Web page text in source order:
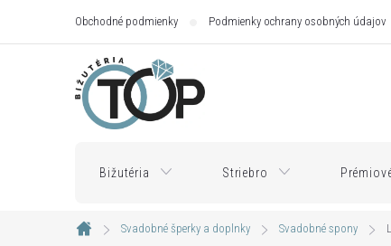
Obchodné podmienky Podmienky ochrany osobných údajov
Bižutéria Striebro
Domov
Svadobné šperky a doplnky Svadobné spony